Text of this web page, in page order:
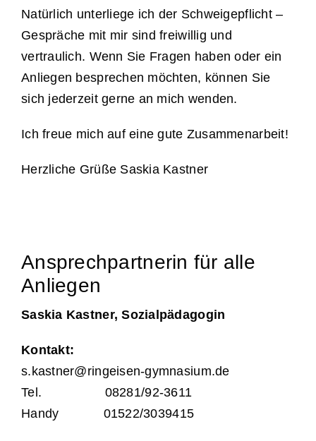
Natürlich unterliege ich der Schweigepflicht –
Gespräche mit mir sind freiwillig und
vertraulich. Wenn Sie Fragen haben oder ein
Anliegen besprechen möchten, können Sie
sich jederzeit gerne an mich wenden.
Ich freue mich auf eine gute Zusammenarbeit!
Herzliche Grüße Saskia Kastner
Ansprechpartnerin für alle
Anliegen
Saskia Kastner, Sozialpädagogin
Kontakt:
s.kastner@ringeisen-gymnasium.de
Tel. 08281/92-3611
Handy 01522/3039415